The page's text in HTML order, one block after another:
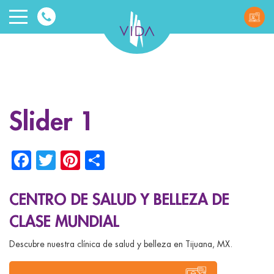
VIDA
menu
Slider 1
Facebook
TwitterPinterest
CENTRO DE SALUD Y BELLEZA DE
CLASE MUNDIAL
Descubre nuestra clínica de salud y belleza en Tijuana, MX.